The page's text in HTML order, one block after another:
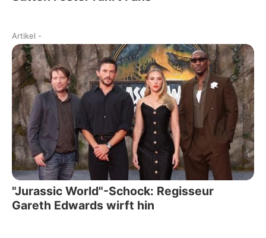
Artikel -
"Jurassic World"-Schock: Regisseur
Gareth Edwards wirft hin